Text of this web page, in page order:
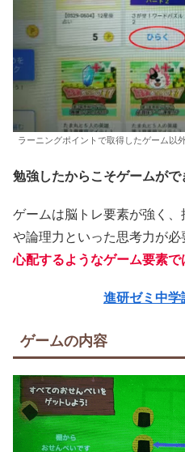
ラーニングポイントで取得したゲーム以
勉強したからこそゲームがで
ゲームは脳トレ要素が強く
や論理力といった思考力が必
心配するようなゲーム要素で
進研ゼミ中
ゲームの内容